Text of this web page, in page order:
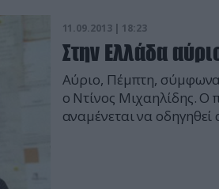
11.09.2013 | 18:23
Στην Ελλάδα
Αύριο, Πέμπτη, σύμφωνα
ο Ντίνος Μιχαηλίδης.
αναμένεται να